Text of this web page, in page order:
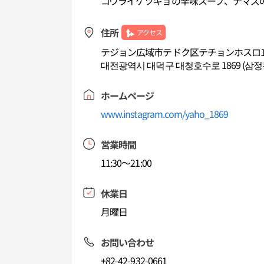
住所 アクセス
テジョン広域市テドク区テチョンホスロ
대전광역시 대덕구 대청호수로 1869 (삼
ホームページ
www.instagram.com/yaho_1869
営業時間
11:30～21:00
休業日
月曜日
お問い合わせ
+82-42-932-0661